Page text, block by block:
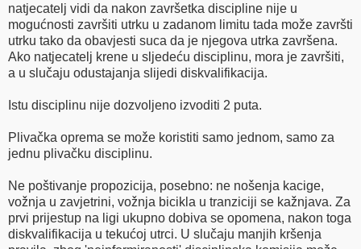
natjecatelj vidi da nakon završetka discipline nije u
mogućnosti završiti utrku u zadanom limitu tada može završti
utrku tako da obavjesti suca da je njegova utrka završena.
Ako natjecatelj krene u sljedeću disciplinu, mora je završiti,
a u slučaju odustajanja slijedi diskvalifikacija.
Istu disciplinu nije dozvoljeno izvoditi 2 puta.
Plivačka oprema se može koristiti samo jednom, samo za
jednu plivačku disciplinu.
Ne poštivanje propozicija, posebno: ne nošenja kacige,
vožnja u zavjetrini, vožnja bicikla u tranziciji se kažnjava. Za
prvi prijestup na ligi ukupno dobiva se opomena, nakon toga
diskvalifikacija u tekućoj utrci. U slučaju manjih kršenja